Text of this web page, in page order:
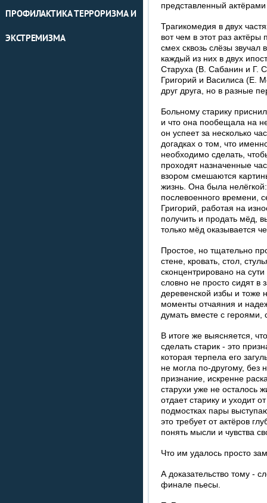
ПРОФИЛАКТИКА ТЕРРОРИЗМА И
ЭКСТРЕМИЗМА
представленный актёрами
Трагикомедия в двух
вот чем в этот раз
смех сквозь слёзы звучал
каждый из них в двух
Старуха (В. Сабанин и Г.
Григорий и Василиса (Е.
друг друга, но в разные
Больному старику
и что она пообещала на
он успеет за несколько
догадках о том, что
необходимо сделать,
проходят назначенные
взором смешаются
жизнь. Она была
послевоенного времени,
Григорий, работая на
получить и продать мёд,
только мёд оказывается
Простое, но тщательно
стене, кровать, стол,
сконцентрировано на
словно не просто сидят в
деревенской избы и тоже
моменты отчаяния и
думать вместе с героями,
В итоге же выясняется,
сделать старик - это
которая терпела его
не могла по-другому, без
признание, искренне
старухи уже не осталось
отдает старику и уходит
подмостках пары
это требует от актёров
понять мысли и чувства
Что им удалось просто
А доказательство тому -
финале пьесы.